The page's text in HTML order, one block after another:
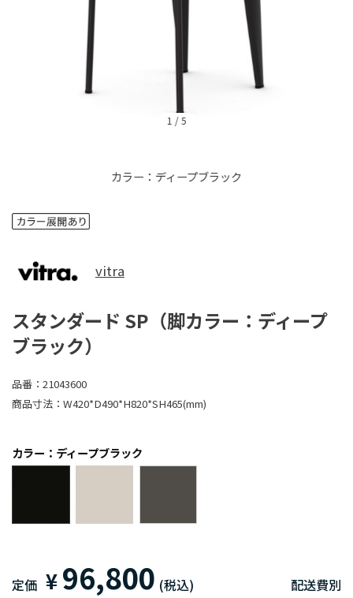
カラー：ディープブラック
1 /5
vitra
スタンダード SP（脚カラー：ディープ
ブラック）
品番： 21043600
商品寸法： W420*D490*H820*SH465(mm)
カラー：ディープブラック
定価 ¥96,800 (税込) 配送費別